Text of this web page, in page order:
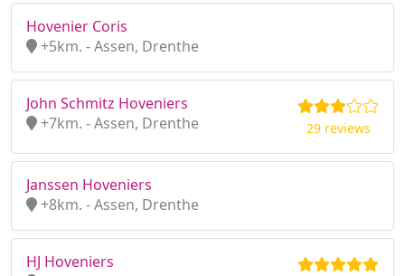
Hovenier Coris
+5km. - Assen, Drenthe
John Schmitz Hoveniers
+7km. - Assen, Drenthe
29 reviews
Janssen Hoveniers
+8km. - Assen, Drenthe
HJ Hoveniers